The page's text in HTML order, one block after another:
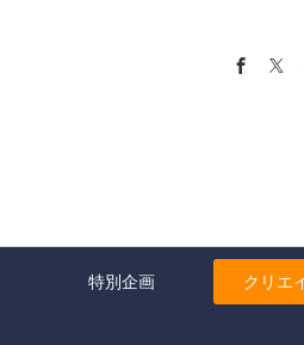
特別企画 クリエ